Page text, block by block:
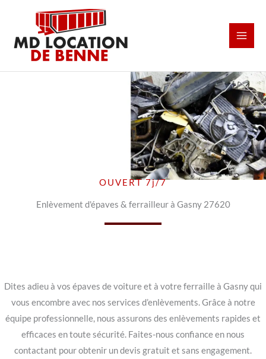
contenu
OUVERT 7j/7
Enlèvement d'épaves & ferrailleur à Gasny 27620
Dites adieu à vos épaves de voiture et à votre ferraille à Gasny qui
vous encombre avec nos services d’enlèvements. Grâce à notre
équipe professionnelle, nous assurons des enlèvements rapides et
efficaces en toute sécurité. Faites-nous confiance en nous
contactant pour obtenir un devis gratuit et sans engagement.